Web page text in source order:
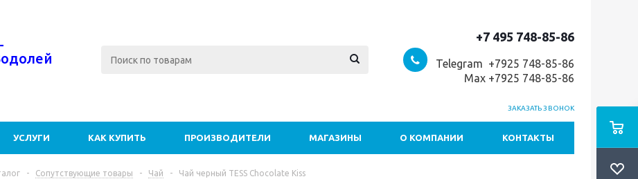
+7 495 748-85-86
Telegram +7925 748-85-86
Max +7925 748-85-86
ЗАКАЗАТЬ ЗВОНОК
УСЛУГИ КАК КУПИТЬ ПРОИЗВОДИТЕЛИ МАГАЗИНЫ О КОМПАНИИ КОНТАКТЫ
- Сопутствующие товары - Чай - Чай черный TESS Choсolate Kiss